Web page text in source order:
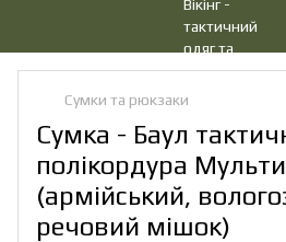
Сумки та рюкзаки
Сумка - Баул
полікордура
(армійський,
речовий мішок)